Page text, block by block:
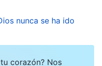
nunca se ha ido
corazón? Nos